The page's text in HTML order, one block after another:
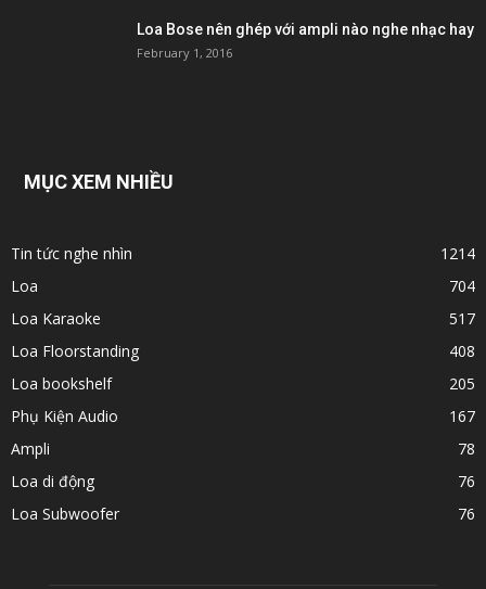
Loa Bose nên ghép với ampli nào nghe nhạc hay
February 1, 2016
MỤC XEM NHIỀU
Tin tức nghe nhìn
1214
Loa
704
Loa Karaoke
517
Loa Floorstanding
408
Loa bookshelf
205
Phụ Kiện Audio
167
Ampli
78
Loa di động
76
Loa Subwoofer
76